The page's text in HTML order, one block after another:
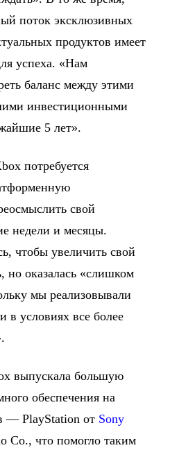
поток эксклюзивных
продуктов имеет
успеха. «Нам
баланс между этими
инвестиционными
5 лет».
потребуется
свой
недели и месяцы.
чтобы увеличить свой
но оказалась «слишком
мы реализовывали
в условиях все более
выпускала большую
обеспечения на
— PlayStation от Sony
Co., что помогло таким